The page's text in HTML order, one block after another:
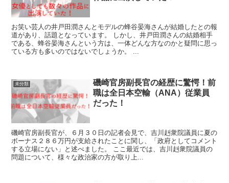
お笑い芸人の井戸田潤さんとモデルの蜂谷晏海さんが結婚したとの報
道があり、話題となっています。 しかし、井戸田潤さんの結婚相手
である、蜂谷晏海さんという方は、一体どんな方なのかと疑問に思っ
ている方も多いのではないでしょうか。 ...
未分類
磯崎官房副長官の経歴に驚愕！前
職は全日本空輸（ANA）従業員
だった！
磯崎官房副長官が、６月３０日の記者会見で、吉川赳衆院議員に夏の
ボーナス２８６万円が支給されたことに関し、「政府としてコメント
する立場にない」と述べました。 ここ最近では、吉川赳衆院議員の
問題について、様々な政治家の方が取り上...